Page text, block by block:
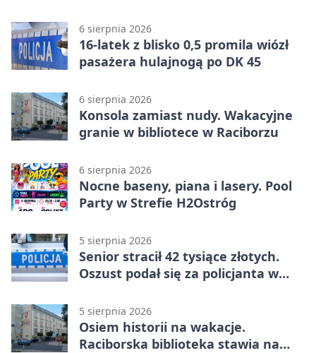
6 sierpnia 2026
16-latek z blisko 0,5 promila wiózł
pasażera hulajnogą po DK 45
6 sierpnia 2026
Konsola zamiast nudy. Wakacyjne
granie w bibliotece w Raciborzu
6 sierpnia 2026
Nocne baseny, piana i lasery. Pool
Party w Strefie H2Ostróg
5 sierpnia 2026
Senior stracił 42 tysiące złotych.
Oszust podał się za policjanta w
5 sierpnia 2026
Osiem historii na wakacje.
Raciborska biblioteka stawia na